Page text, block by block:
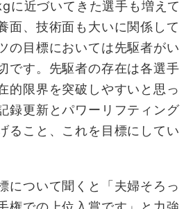
に近づいてきた選手も増えて
面、技術面も大いに関係して
の目標においては先駆者がい
です。先駆者の存在は各選手
的限界を突破しやすいと思っ
録更新とパワーリフティング
ること、これを目標にしてい
について聞くと「夫婦そろっ